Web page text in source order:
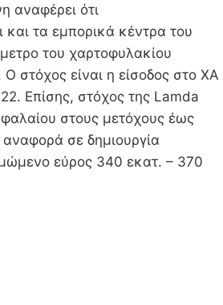
αναφέρει ότι
και τα εμπορικά κέντρα του
του χαρτοφυλακίου
στόχος είναι η είσοδος στο ΧΑ
Επίσης, στόχος της Lamda
στους μετόχους έως
σε δημιουργία
εύρος 340 εκατ. – 370